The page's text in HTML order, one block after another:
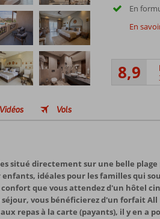
En
En
8,9
Vols
situé directement sur une belle
idéales pour les familles qui
que vous attendez d'un hôtel
vous bénéficierez d'un forfait
repas à la carte (payants), il y en a